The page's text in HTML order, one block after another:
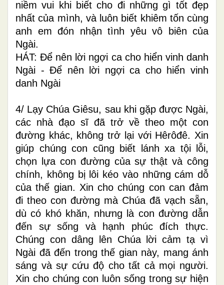
niềm vui khi biết cho đi những gì tốt đẹp
nhất của mình, và luôn biết khiêm tốn cùng
anh em đón nhận tình yêu vô biên của
Ngài.
HÁT: Để nên lời ngợi ca cho hiển vinh danh
Ngài - Để nên lời ngợi ca cho hiển vinh
danh Ngài
4/ Lạy Chúa Giêsu, sau khi gặp được Ngài,
các nhà đạo sĩ đã trở về theo một con
đường khác, không trở lại với Hêrôđê. Xin
giúp chúng con cũng biết lánh xa tội lỗi,
chọn lựa con đường của sự thật và công
chính, không bị lôi kéo vào những cám dỗ
của thế gian. Xin cho chúng con can đảm
đi theo con đường mà Chúa đã vạch sẵn,
dù có khó khăn, nhưng là con đường dẫn
đến sự sống và hạnh phúc đích thực.
Chúng con dâng lên Chúa lời cảm tạ vì
Ngài đã đến trong thế gian này, mang ánh
sáng và sự cứu độ cho tất cả mọi người.
Xin cho chúng con luôn sống trong sự hiện